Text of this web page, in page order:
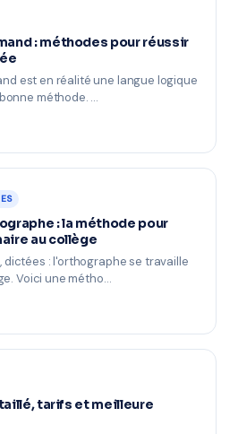
: méthodes pour réussir
est en réalité une langue logique
méthode. …
: la méthode pour
au collège
dictées : l'orthographe se travaille
Voici une métho…
tarifs et meilleure